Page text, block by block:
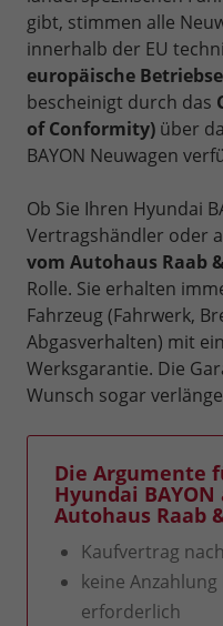
gibt, stimmen alle
innerhalb der EU
europäische
bescheinigt durch das
of Conformity) über
BAYON Neuwagen
Ob Sie Ihren Hyundai
Vertragshändler oder
vom Autohaus Raab
Rolle. Sie erhalten
Fahrzeug (Fahrwerk,
Abgasverhalten) mit
Werksgarantie. Die
Wunsch sogar
Die Argumente
Hyundai
Autohaus Raab
Kaufvertrag
keine
erforderlich